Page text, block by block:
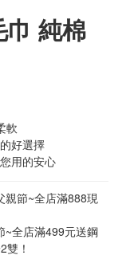
純棉
軟
好選擇
用的安心
親節~全店滿888現
~全店滿499元送鋼
！